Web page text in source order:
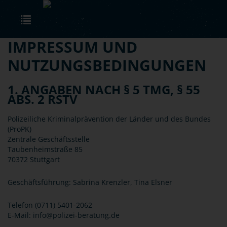
Skip to main content
IMPRESSUM UND
NUTZUNGSBEDINGUNGEN
1. ANGABEN NACH § 5 TMG, § 55
ABS. 2 RSTV
Polizeiliche Kriminalprävention der Länder und des Bundes
(ProPK)
Zentrale Geschäftsstelle
Taubenheimstraße 85
70372 Stuttgart
Geschäftsführung: Sabrina Krenzler, Tina Elsner
Telefon (0711) 5401-2062
E-Mail: info@polizei-beratung.de